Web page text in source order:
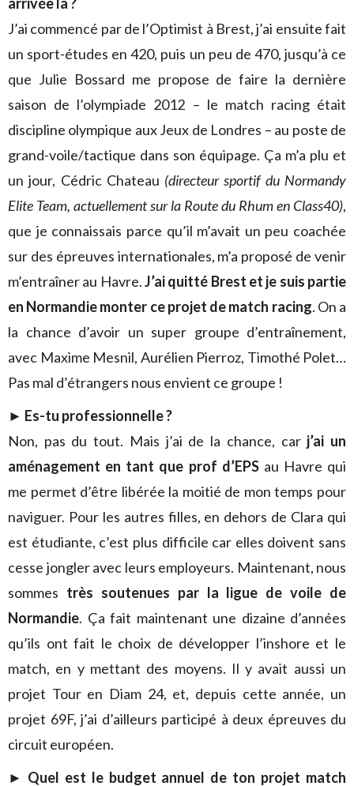
J’ai commencé par de l’Optimist à Brest, j’ai ensuite fait
un sport-études en 420, puis un peu de 470, jusqu’à ce
que Julie Bossard me propose de faire la dernière
saison de l’olympiade 2012 – le match racing était
discipline olympique aux Jeux de Londres – au poste de
grand-voile/tactique dans son équipage. Ça m’a plu et
un jour, Cédric Chateau (directeur sportif du Normandy
Elite Team, actuellement sur la Route du Rhum en Class40),
que je connaissais parce qu’il m’avait un peu coachée
sur des épreuves internationales, m’a proposé de venir
m’entraîner au Havre.J’ai quitté Brest et je suis partie
en Normandie monter ce projet de match racing. On a
la chance d’avoir un super groupe d’entraînement,
avec Maxime Mesnil, Aurélien Pierroz, Timothé Polet…
Pas mal d’étrangers nous envient ce groupe !
► Es-tu professionnelle ?
Non, pas du tout. Mais j’ai de la chance, car j’ai un
aménagement en tant que prof d’EPS au Havre qui
me permet d’être libérée la moitié de mon temps pour
naviguer. Pour les autres filles, en dehors de Clara qui
est étudiante, c’est plus difficile car elles doivent sans
cesse jongler avec leurs employeurs. Maintenant, nous
sommes très soutenues par la ligue de voile de
Normandie. Ça fait maintenant une dizaine d’années
qu’ils ont fait le choix de développer l’inshore et le
match, en y mettant des moyens. Il y avait aussi un
projet Tour en Diam 24, et, depuis cette année, un
projet 69F, j’ai d’ailleurs participé à deux épreuves du
circuit européen.
► Quel est le budget annuel de ton projet match